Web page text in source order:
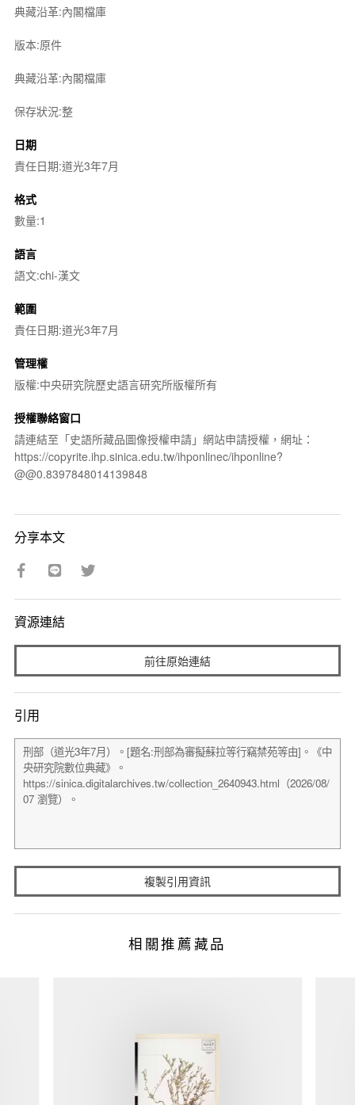
典藏沿革:內閣檔庫
版本:原件
典藏沿革:內閣檔庫
保存狀況:整
日期
責任日期:道光3年7月
格式
數量:1
語言
語文:chi-漢文
範圍
責任日期:道光3年7月
管理權
版權:中央研究院歷史語言研究所版權所有
授權聯絡窗口
請連結至「史語所藏品圖像授權申請」網站申請授權，網址：
https://copyrite.ihp.sinica.edu.tw/ihponlinec/ihponline?
@@0.8397848014139848
分享本文
資源連結
前往原始連結
引用
複製引用資訊
相關推薦藏品